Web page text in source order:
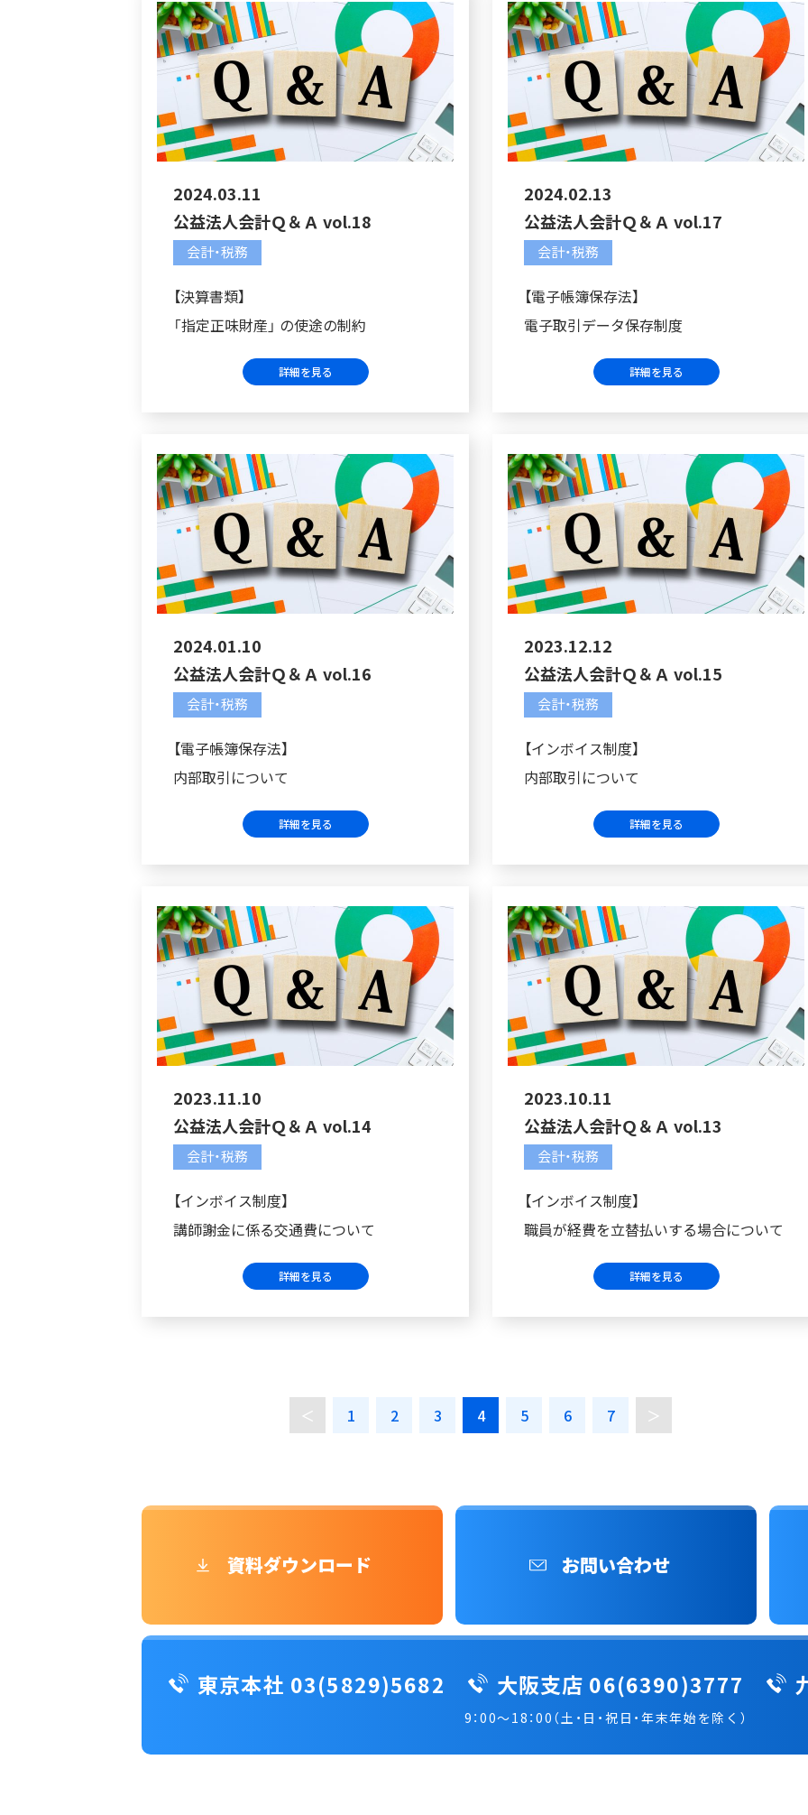
2024.03.11
公益法人会計Ｑ＆Ａ vol.18
会計・税務
【決算書類】
「指定正味財産」 の使途の制約
詳細を見る
2024.02.13
公益法人会計Ｑ＆Ａ vol.17
会計・税務
【電子帳簿保存法】
電子取引データ保存制度
詳細を見る
2024.01.10
公益法人会計Ｑ＆Ａ vol.16
会計・税務
【電子帳簿保存法】
内部取引について
詳細を見る
2023.12.12
公益法人会計Ｑ＆Ａ vol.15
会計・税務
【インボイス制度】
内部取引について
詳細を見る
2023.11.10
公益法人会計Ｑ＆Ａ vol.14
会計・税務
【インボイス制度】
講師謝金に係る交通費について
詳細を見る
2023.10.11
公益法人会計Ｑ＆Ａ vol.13
会計・税務
【インボイス制度】
職員が経費を立替払いする場合について
詳細を見る
＜ 1 2 3 4 5 6 7 ＞
資料ダウンロード お問い合わせ
東京本社 03(5829)5682 大阪支店 06(6390)3777
9：00～18：00（土・日・祝日・年末年始を除く）